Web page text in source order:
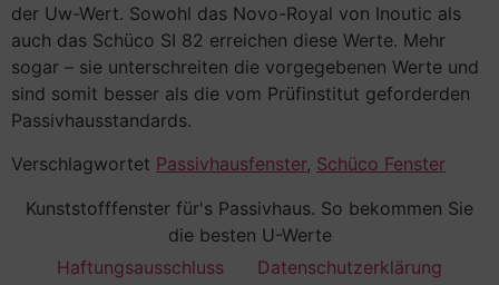
der Uw-Wert. Sowohl das Novo-Royal von Inoutic als
auch das Schüco SI 82 erreichen diese Werte. Mehr
sogar – sie unterschreiten die vorgegebenen Werte und
sind somit besser als die vom Prüfinstitut geforderden
Passivhausstandards.
Verschlagwortet Passivhausfenster, Schüco Fenster
Kunststofffenster für's Passivhaus. So bekommen Sie
die besten U-Werte
Haftungsausschluss
Datenschutzerklärung